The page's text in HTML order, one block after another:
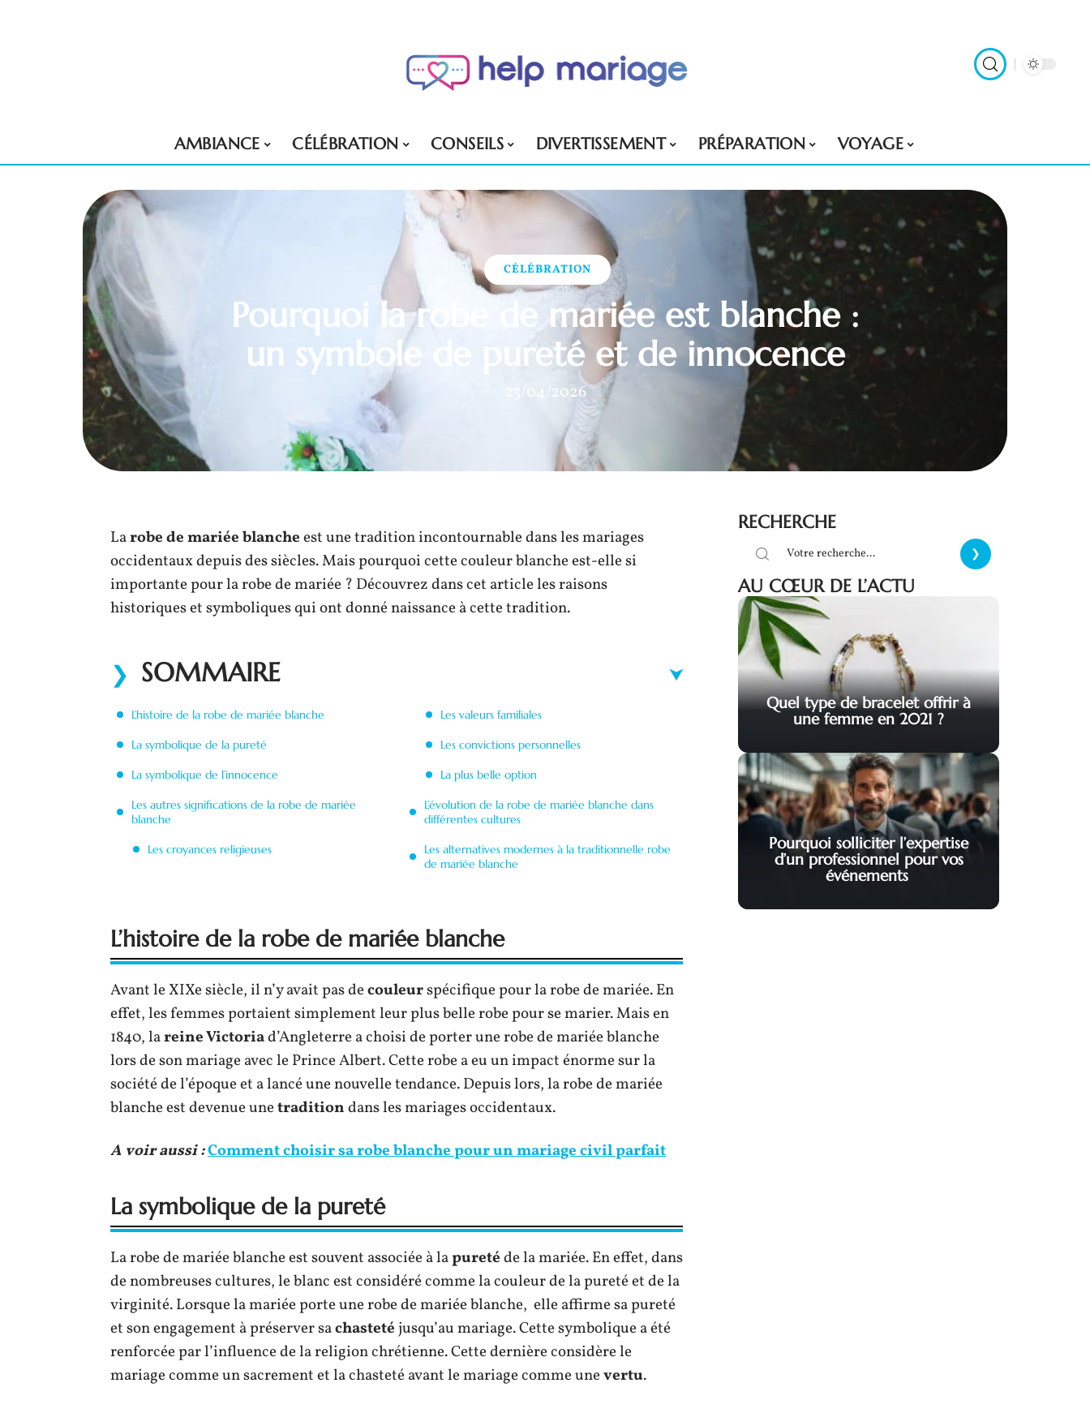
AMBIANCE CÉLÉBRATION CONSEILS DIVERTISSEMENT PRÉPARATION VOYAGE
CÉLÉBRATION
Pourquoi la robe de mariée est blanche :
un symbole de pureté et de innocence
23/04/2026
Larobe de mariée blancheest une tradition incontournable dans les mariages
occidentaux depuis des siècles. Mais pourquoi cette couleur blanche est-elle si
importante pour la robe de mariée ? Découvrez dans cet article les raisons
historiques et symboliques qui ont donné naissance à cette tradition.
SOMMAIRE
L’histoire de la robe de mariée blanche
La symbolique de la pureté
La symbolique de l’innocence
Les autres significations de la robe de mariée
blanche
Les croyances religieuses
Les valeurs familiales
Les convictions personnelles
La plus belle option
L’évolution de la robe de mariée blanche dans
différentes cultures
Les alternatives modernes à la traditionnelle robe
de mariée blanche
L’histoire de la robe de mariée blanche
Avant le XIXe siècle, il n’y avait pas decouleurspécifique pour la robe de mariée. En
effet, les femmes portaient simplement leur plus belle robe pour se marier. Mais en
1840, lareine Victoriad’Angleterre a choisi de porter une robe de mariée blanche
lors de son mariage avec le Prince Albert. Cette robe a eu un impact énorme sur la
société de l’époque et a lancé une nouvelle tendance. Depuis lors, la robe de mariée
blanche est devenue unetraditiondans les mariages occidentaux.
A voir aussi :Comment choisir sa robe blanche pour un mariage civil parfait
La symbolique de la pureté
La robe de mariée blanche est souvent associée à lapuretéde la mariée. En effet, dans
de nombreuses cultures, le blanc est considéré comme la couleur de la pureté et de la
virginité. Lorsque la mariée porte une robe de mariée blanche, elle affirme sa pureté
et son engagement à préserver sachastetéjusqu’au mariage. Cette symbolique a été
renforcée par l’influence de la religion chrétienne. Cette dernière considère le
mariage comme un sacrement et la chasteté avant le mariage comme unevertu.
RECHERCHE
AU CŒUR DE L’ACTU
Quel type de bracelet offrir à
une femme en 2021 ?
Pourquoi solliciter l’expertise
d’un professionnel pour vos
événements